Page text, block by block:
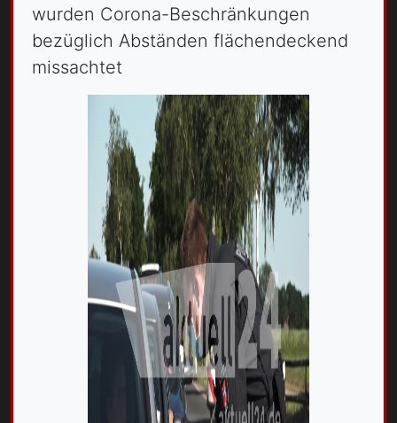
wurden Corona-Beschränkungen
bezüglich Abständen flächendeckend
missachtet